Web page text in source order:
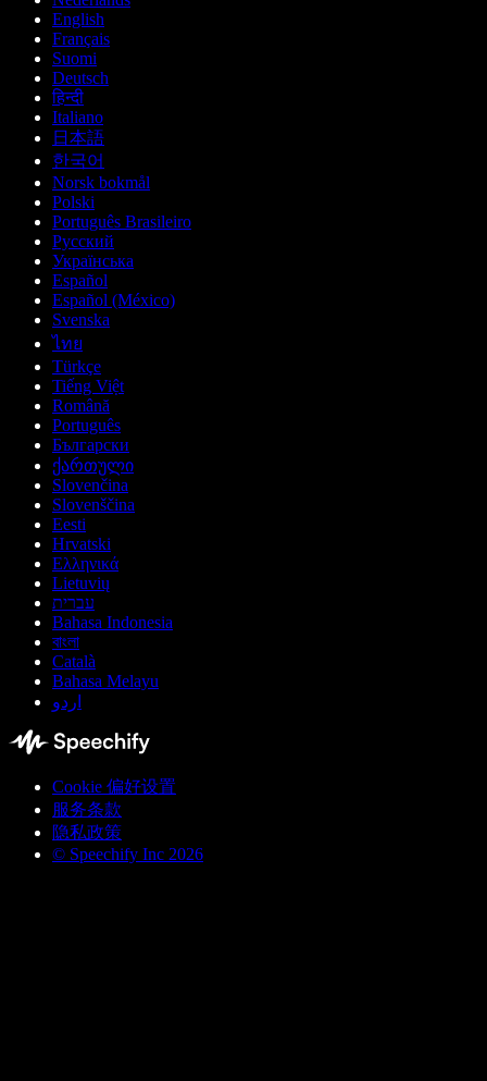
English
Français
Suomi
Deutsch
हिन्दी
Italiano
日本語
한국어
Norsk bokmål
Polski
Português Brasileiro
Русский
Українська
Español
Español (México)
Svenska
ไทย
Türkçe
Tiếng Việt
Română
Português
Български
ქართული
Slovenčina
Slovenščina
Eesti
Hrvatski
Ελληνικά
Lietuvių
עברית
Bahasa Indonesia
বাংলা
Català
Bahasa Melayu
اردو
Cookie 偏好设置
服务条款
隐私政策
© Speechify Inc 2026